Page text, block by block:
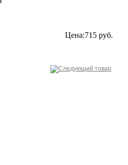
Цена:715 руб.